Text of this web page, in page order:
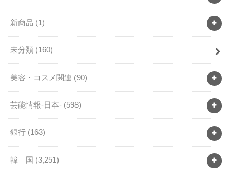
新商品 (1)
未分類 (160)
美容・コスメ関連 (90)
芸能情報-日本- (598)
銀行 (163)
韓 国 (3,251)